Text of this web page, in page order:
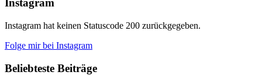
Instagram
Instagram hat keinen Statuscode 200 zurückgegeben.
Folge mir bei Instagram
Beliebteste Beiträge